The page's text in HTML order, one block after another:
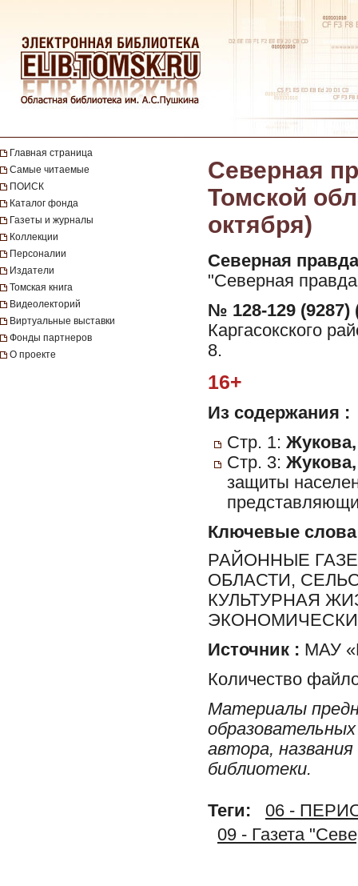
Главная страница
Самые читаемые
ПОИСК
Каталог фонда
Газеты и журналы
Коллекции
Персоналии
Издатели
Томская книга
Видеолекторий
Виртуальные выставки
Фонды партнеров
О проекте
Северная
Томской
октября)
Северная
"Северная
№ 128-129 (9287)
Каргасокского
8.
16+
Из содержания :
Стр. 1:
Стр. 3:
защиты
Ключевые слова
РАЙОННЫЕ
ОБЛАСТИ,
КУЛЬТУРНАЯ
Источник : МАУ
Количество
Материалы
автора,
библиотеки.
Теги:
06 -
09 - Газета